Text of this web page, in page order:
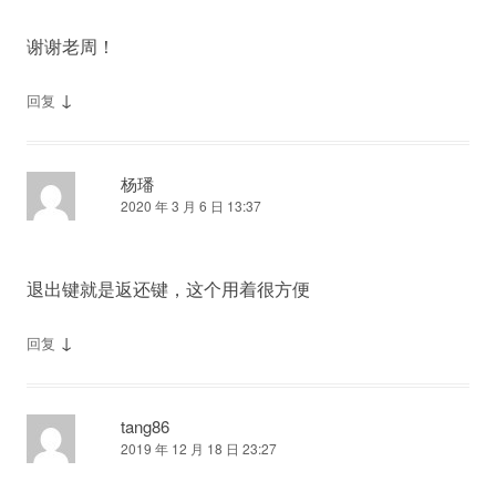
谢谢老周！
回复 ↓
杨璠
2020 年 3 月 6 日 13:37
退出键就是返还键，这个用着很方便
回复 ↓
tang86
2019 年 12 月 18 日 23:27